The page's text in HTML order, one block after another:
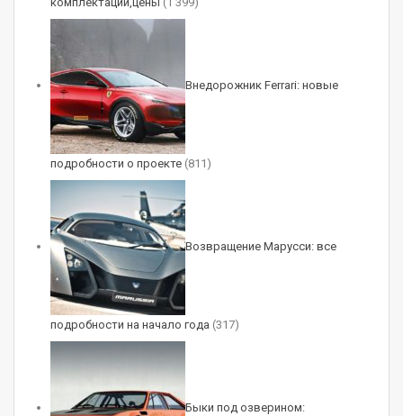
черная пластиковая маска, оригинальные
бамперы, брызговики, штампованные колеса,
багажник на крыше, лестница на корме и
другие задние фонари. Словом, японские
тюнеры постарались на славу! Правда, пока нет
информации о том, когда новые наборы DAMD
поступят в продажу и сколько будут стоить.
Впрочем, дешевыми они точно не станут.
Например, базовый комплект Little G стоит
3100 долларов, плюс еще 580 долларов за
покраску.
Источник: автоновостной портал
(Visited 47 times, 1 visits today)
Внедорожник Ferrari: новые
подробности о проекте (811)
Возвращение Марусси: все
подробности на начало года (317)
Быки под озверином: